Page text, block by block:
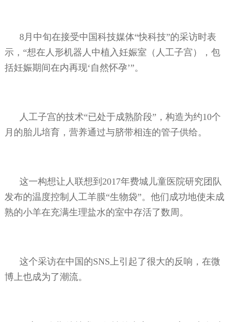
8 月中旬在接受中国科技媒体“快科技”的采访时表
示，“想在人形机器人中植入妊娠室（人工子宫），包
括妊娠期间在内再现‘自然怀孕’”。
人工子宫的技术“已处于成熟阶段”，构造为约10个
月的胎儿培育，营养通过与脐带相连的管子供给。
这一构想让人联想到 2017年费城儿童医院研究团队
发布的温度控制人工羊膜“生物袋”。他们成功地使未成
熟的小羊在充满生理盐水的室中存活了数周。
这个采访在中国的SNS 上引起了很大的反响，在微
博上也成为了潮流。